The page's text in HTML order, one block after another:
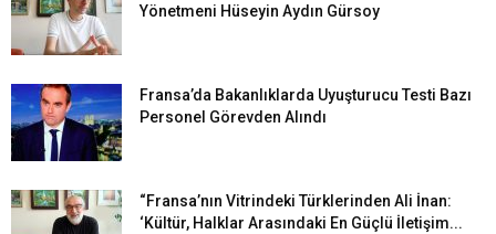
Yönetmeni Hüseyin Aydın Gürsoy
Fransa’da Bakanlıklarda Uyuşturucu Testi Bazı
Personel Görevden Alındı
“Fransa’nın Vitrindeki Türklerinden Ali İnan:
‘Kültür, Halklar Arasındaki En Güçlü İletişim...